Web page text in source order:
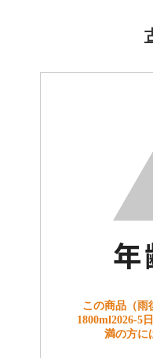
この商品（
1800ml2026-5
満の方に